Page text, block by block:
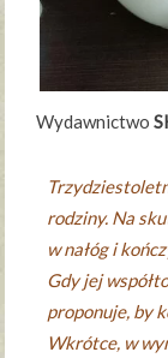
Wydawnictwo
rodziny. Na
w nałóg i
Gdy jej
proponuje, by
Wkrótce, w